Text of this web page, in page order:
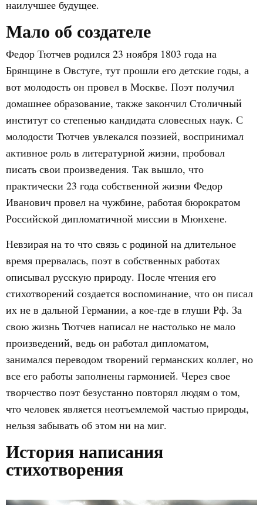
наилучшее будущее.
Мало об создателе
Федор Тютчев родился 23 ноября 1803 года на
Брянщине в Овстуге, тут прошли его детские годы, а
вот молодость он провел в Москве. Поэт получил
домашнее образование, также закончил Столичный
институт со степенью кандидата словесных наук. С
молодости Тютчев увлекался поэзией, воспринимал
активное роль в литературной жизни, пробовал
писать свои произведения. Так вышло, что
практически 23 года собственной жизни Федор
Иванович провел на чужбине, работая бюрократом
Российской дипломатичной миссии в Мюнхене.
Невзирая на то что связь с родиной на длительное
время прервалась, поэт в собственных работах
описывал русскую природу. После чтения его
стихотворений создается воспоминание, что он писал
их не в дальной Германии, а кое-где в глуши Рф. За
свою жизнь Тютчев написал не настолько не мало
произведений, ведь он работал дипломатом,
занимался переводом творений германских коллег, но
все его работы заполнены гармонией. Через свое
творчество поэт безустанно повторял людям о том,
что человек является неотъемлемой частью природы,
нельзя забывать об этом ни на миг.
История написания
стихотворения